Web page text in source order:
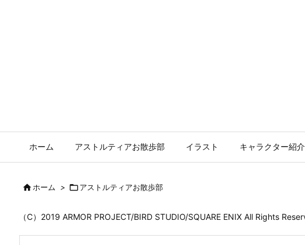
ホーム アストルティアお散歩部 イラスト キャラクター紹介
ホーム > アストルティアお散歩部
（C）2019 ARMOR PROJECT/BIRD STUDIO/SQUARE ENIX All Rights